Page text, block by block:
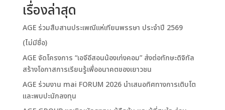
เรื่องล่าสุด
AGE ร่วมสืบสานประเพณีแห่เทียนพรรษา ประจำปี 2569
(ไม่มีชื่อ)
AGE จัดโครงการ “เอจีอีสอนน้องเก่งคอม” ส่งต่อทักษะดิจิทัล
สร้างโอกาสการเรียนรู้เพื่ออนาคตของเยาวชน
AGE ร่วมงาน mai FORUM 2026 นำเสนอทิศทางการเติบโต
และพบปะนักลงทุน